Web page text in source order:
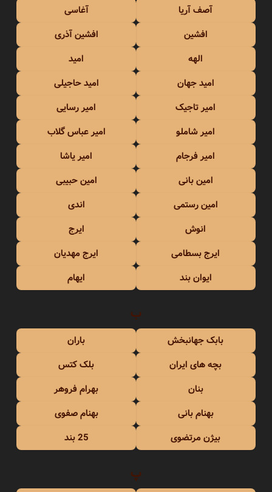
آصف آریا
آغاسی
افشین
افشین آذری
الهه
امید
امید جهان
امید حاجیلی
امیر تاجیک
امیر رسایی
امیر شاملو
امیر عباس گلاب
امیر فرجام
امیر یاشا
امین بانی
امین حبیبی
امین رستمی
اندی
انوش
ایرج
ایرج بسطامی
ایرج مهدیان
ایوان بند
ایهام
ب
بابک جهانبخش
باران
بچه های ایران
بلک کتس
بنان
بهرام فروهر
بهنام بانی
بهنام صفوی
بیژن مرتضوی
25 بند
پ